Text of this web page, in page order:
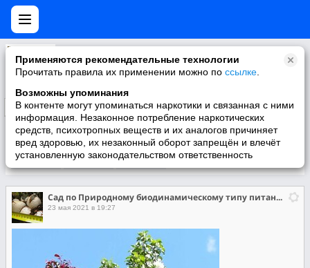
Применяются рекомендательные технологии
Прочитать правила их применении можно по ссылке
Возможны упоминания
В контенте могут упоминаться наркотики и связанная с ними
информация. Незаконное потребление наркотических
средств, психотропных веществ и их аналогов причиняет
вред здоровью, их незаконный оборот запрещён и влечёт
установленную законодательством ответственность
Подписаться
Участники О группе
Сад по Природному биодинамическому типу питания растений.
23 мая 2021 в 19:27